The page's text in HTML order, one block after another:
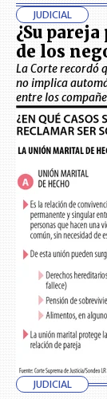
JUDICIAL
¿Su
de los
La Corte recordó
no implica
entre los
JUDICIAL